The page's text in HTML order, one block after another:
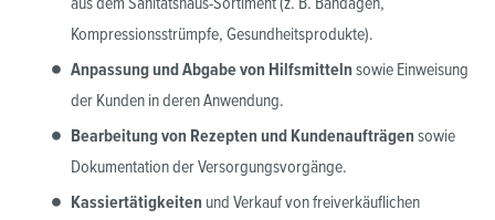
Kompressionsstrümpfe, Gesundheitsprodukte).
Anpassung und Abgabe von Hilfsmitteln sowie Einweisung
der Kunden in deren Anwendung.
Bearbeitung von Rezepten und Kundenaufträgen sowie
Dokumentation der Versorgungsvorgänge.
Kassiertätigkeiten und Verkauf von freiverkäuflichen